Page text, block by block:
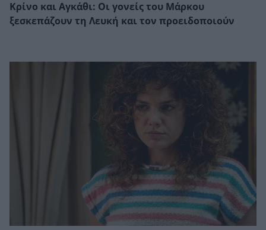
Κρίνο και Αγκάθι: Οι γονείς του Μάρκου
ξεσκεπάζουν τη Λευκή και τον προειδοποιούν